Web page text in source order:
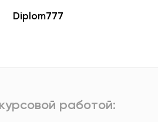
Diplom777
работой: